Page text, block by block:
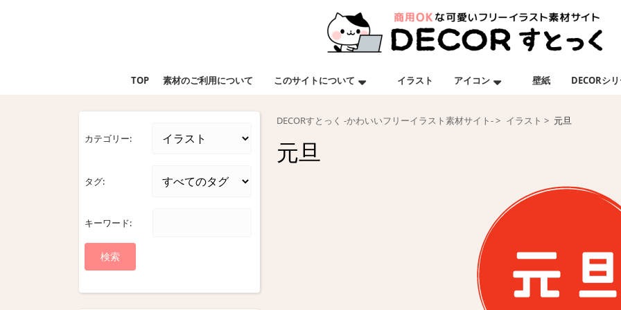
TOP 素材のご利用について このサイトについて イラスト アイコン 壁紙 DECORシ
カテゴリー:
タグ:
キーワード:
DECORすとっく -かわいいフリーイラスト素材サイト- イラスト 元旦
元旦